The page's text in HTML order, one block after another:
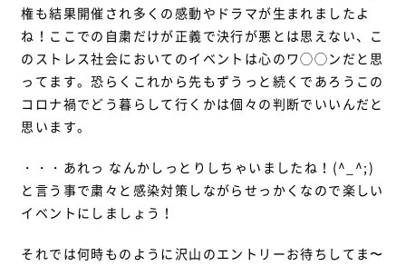
権も結果開催され多くの感動やドラマが生まれましたよ
ね！ここでの自粛だけが正義で決行が悪とは思えない、こ
のストレス社会においてのイベントは心のワ◯◯ンだと思
ってます。恐らくこれから先もずうっと続くであろうこの
コロナ禍でどう暮らして行くかは個々の判断でいいんだと
思います。
・・・あれっ なんかしっとりしちゃいましたね！(^_^;)
と言う事で粛々と感染対策しながらせっかくなので楽しい
イベントにしましょう！
それでは何時ものように沢山のエントリーお待ちしてま〜